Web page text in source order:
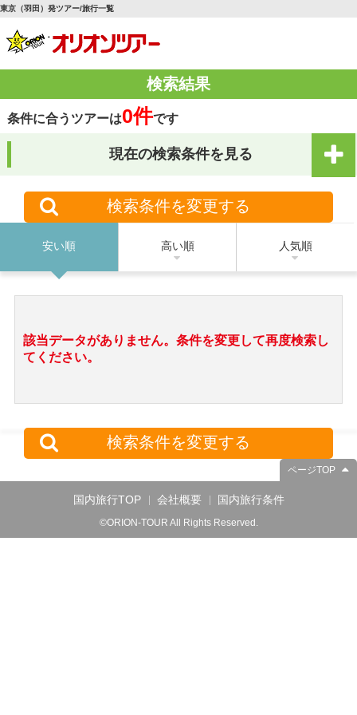
東京（羽田）発ツアー/旅行一覧
検索結果
条件に合うツアーは0件です
現在の検索条件を見る
検索条件を変更する
安い順 高い順 人気順
該当データがありません。条件を変更して再度検索し
てください。
検索条件を変更する
ページTOP
国内旅行TOP 会社概要 国内旅行条件
©ORION-TOUR All Rights Reserved.